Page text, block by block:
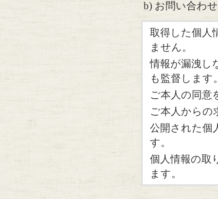
b) お問い合わ
取得した個人
ません。
情報が漏洩し
も監督します
ご本人の同意
ご本人からの
公開された個
す。
個人情報の取
ます。